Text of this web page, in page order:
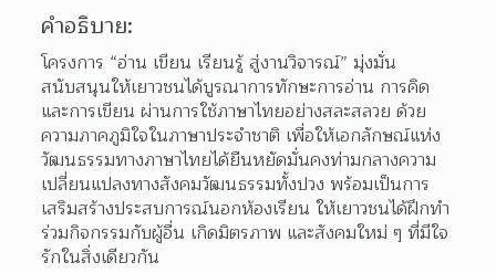
คำอธิบาย:
โครงการ “อ่าน เขียน เรียนรู้ สู่งานวิจารณ์” มุ่งมั่น
สนับสนุนให้เยาวชนได้บูรณาการทักษะการอ่าน การคิด
และการเขียน ผ่านการใช้ภาษาไทยอย่างสละสลวย ด้วย
ความภาคภูมิใจในภาษาประจำชาติ เพื่อให้เอกลักษณ์แห่ง
วัฒนธรรมทางภาษาไทยได้ยืนหยัดมั่นคงท่ามกลางความ
เปลี่ยนแปลงทางสังคมวัฒนธรรมทั้งปวง พร้อมเป็นการ
เสริมสร้างประสบการณ์นอกห้องเรียน ให้เยาวชนได้ฝึกทำ
ร่วมกิจกรรมกับผู้อื่น เกิดมิตรภาพ และสังคมใหม่ ๆ ที่มีใจ
รักในสิ่งเดียวกัน